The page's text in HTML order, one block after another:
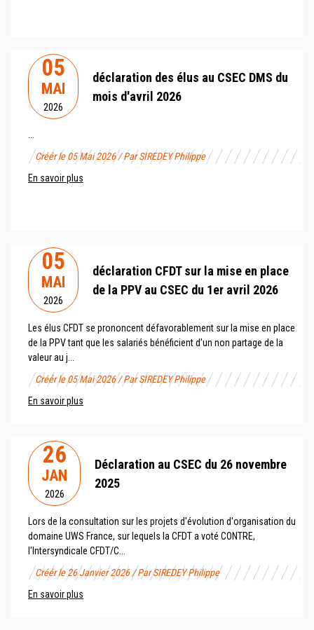
05
MAI
2026
déclaration des élus au CSEC DMS du
mois d'avril 2026
Créér le 05 Mai 2026 / Par SIREDEY Philippe
En savoir plus
05
MAI
2026
déclaration CFDT sur la mise en place
de la PPV au CSEC du 1er avril 2026
Les élus CFDT se prononcent défavorablement sur la mise en place
de la PPV tant que les salariés bénéficient d’un non partage de la
valeur au j...
Créér le 05 Mai 2026 / Par SIREDEY Philippe
En savoir plus
26
JAN
2026
Déclaration au CSEC du 26 novembre
2025
Lors de la consultation sur les projets d'évolution d'organisation du
domaine UWS France, sur lequels la CFDT a voté CONTRE,
l'Intersyndicale CFDT/C...
Créér le 26 Janvier 2026 / Par SIREDEY Philippe
En savoir plus